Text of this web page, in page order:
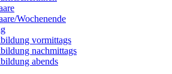
Wochenende
vormittags
nachmittags
abends